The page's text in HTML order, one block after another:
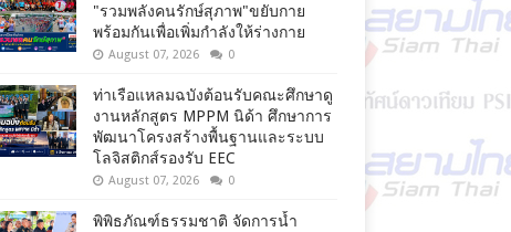
"รวมพลังคนรักษ์สุภาพ"ขยับกาย
พร้อมกันเพื่อเพิ่มกำลังให้ร่างกาย
August 07, 2026 0
ท่าเรือแหลมฉบังต้อนรับคณะศึกษาดู
งานหลักสูตร MPPM นิด้า ศึกษาการ
พัฒนาโครงสร้างพื้นฐานและระบบ
โลจิสติกส์รองรับ EEC
August 07, 2026 0
พิพิธภัณฑ์ธรรมชาติ จัดการน้ำ